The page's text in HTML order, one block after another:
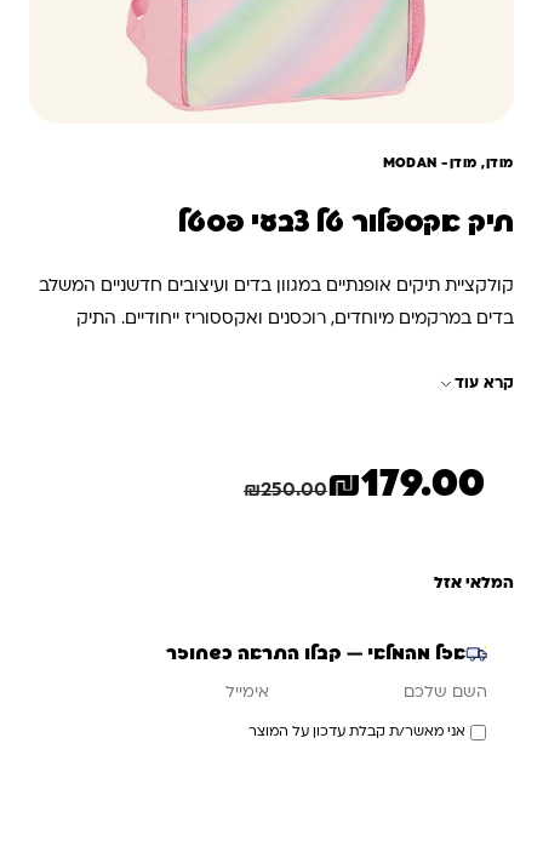
מודן, מודן- ‏MODAN
תיק אקספלור טל צבעי פסטל
קולקציית תיקים אופנתיים במגוון בדים ועיצובים חדשניים המשלב
בדים במרקמים מיוחדים, רוכסנים ואקססוריז ייחודיים. התיק
לנשיאה על גבי הגב בעזרת כתפיות מרופדות ומתכווננות. התיק
קרא עוד
₪250.00
המחיר המקורי היה: ₪250.00.
₪179.00
המחיר הנוכחי הוא: ₪179.00.
המלאי אזל
אזל מהמלאי — קבלו התראה כשחוזר
אני מאשר/ת קבלת עדכון על המוצר